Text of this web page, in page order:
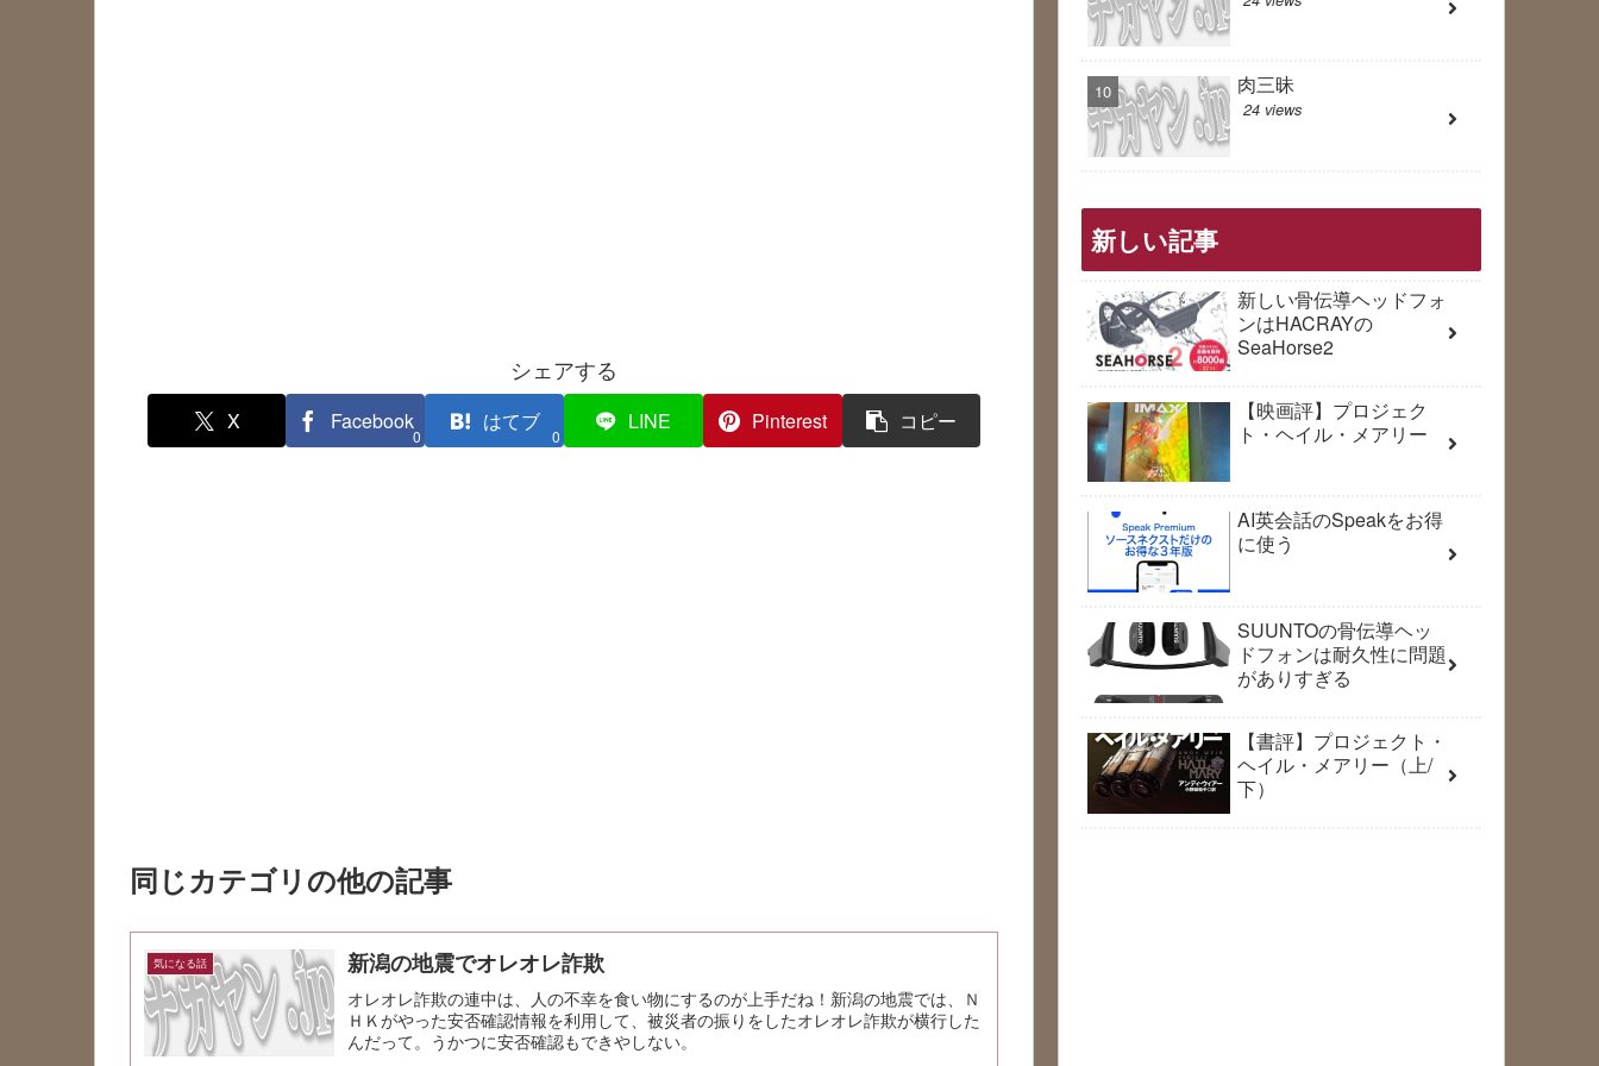
シェアする
X Facebook
0
はてブ
0
LINE Pinterest コピー
同じカテゴリの他の記事
気になる話 新潟の地震でオレオレ詐欺
オレオレ詐欺の連中は、人の不幸を食い物にするのが上手だね！新潟の地震では、Ｎ
ＨＫがやった安否確認情報を利用して、被災者の振りをしたオレオレ詐欺が横行した
んだって。うかつに安否確認もできやしない。
肉三昧
24 views
新しい記事
新しい骨伝導ヘッドフォ
ンはHACRAYの
SeaHorse2
【映画評】プロジェク
ト・ヘイル・メアリー
AI英会話のSpeakをお得
に使う
SUUNTOの骨伝導ヘッ
ドフォンは耐久性に問題
がありすぎる
【書評】プロジェクト・
ヘイル・メアリー（上/
下）